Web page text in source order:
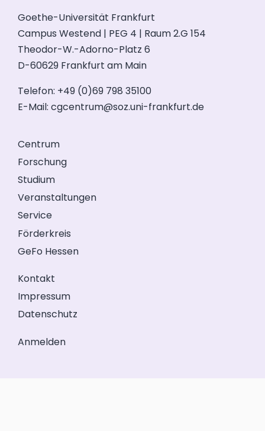
Goethe-Universität Frankfurt
Campus Westend | PEG 4 | Raum 2.G 154
Theodor-W.-Adorno-Platz 6
D-60629 Frankfurt am Main
Telefon: +49 (0)69 798 35100
E-Mail: cgcentrum@soz.uni-frankfurt.de
Centrum
Forschung
Studium
Veranstaltungen
Service
Förderkreis
GeFo Hessen
Kontakt
Impressum
Datenschutz
Anmelden